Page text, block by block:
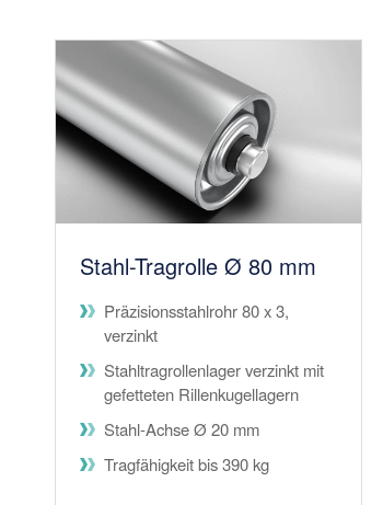
Stahl-Tragrolle Ø 80 mm
Präzisionsstahlrohr 80 x 3,
verzinkt
Stahltragrollenlager verzinkt mit
gefetteten Rillenkugellagern
Stahl-Achse Ø 20 mm
Tragfähigkeit bis 390 kg